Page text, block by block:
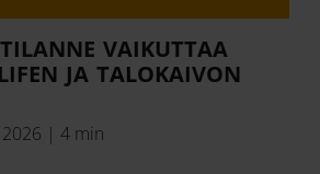
VAIKUTTAA
JA TALOKAIVON
| 4 min